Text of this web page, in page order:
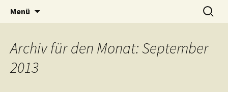
Timo Bader
Willkommen im Reich der Geschichten
Menü
Archiv für den Monat: September
2013